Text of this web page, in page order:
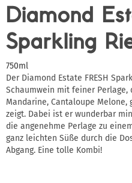
Diamond
Sparkling
750ml
Der Diamond Estate FRESH
Schaumwein mit feiner Perlage,
Mandarine, Cantaloupe
zeigt. Dabei ist er wunderbar
die angenehme Perlage zu
ganz leichten Süße durch die
Abgang. Eine tolle Kombi!